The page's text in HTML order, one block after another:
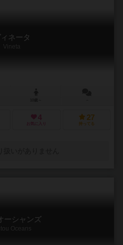
ネータ
Vineta
4
お気に入り
27
持ってる
ーシャンズ
Oceans